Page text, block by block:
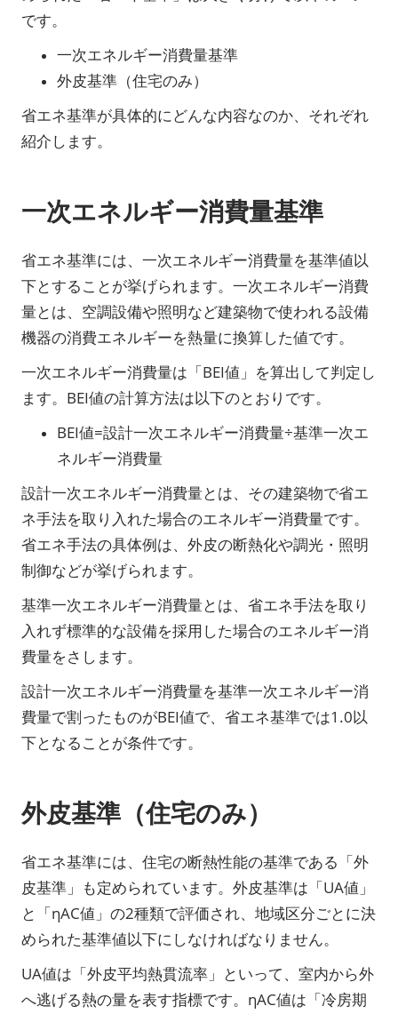
です。
一次エネルギー消費量基準
外皮基準（住宅のみ）
省エネ基準が具体的にどんな内容なのか、それぞれ
紹介します。
一次エネルギー消費量基準
省エネ基準には、一次エネルギー消費量を基準値以
下とすることが挙げられます。一次エネルギー消費
量とは、空調設備や照明など建築物で使われる設備
機器の消費エネルギーを熱量に換算した値です。
一次エネルギー消費量は「BEI値」を算出して判定し
ます。BEI値の計算方法は以下のとおりです。
BEI値=設計一次エネルギー消費量÷基準一次エ
ネルギー消費量
設計一次エネルギー消費量とは、その建築物で省エ
ネ手法を取り入れた場合のエネルギー消費量です。
省エネ手法の具体例は、外皮の断熱化や調光・照明
制御などが挙げられます。
基準一次エネルギー消費量とは、省エネ手法を取り
入れず標準的な設備を採用した場合のエネルギー消
費量をさします。
設計一次エネルギー消費量を基準一次エネルギー消
費量で割ったものがBEI値で、省エネ基準では1.0以
下となることが条件です。
外皮基準（住宅のみ）
省エネ基準には、住宅の断熱性能の基準である「外
皮基準」も定められています。外皮基準は「UA値」
と「ηAC値」の2種類で評価され、地域区分ごとに決
められた基準値以下にしなければなりません。
UA値は「外皮平均熱貫流率」といって、室内から外
へ逃げる熱の量を表す指標です。ηAC値は「冷房期